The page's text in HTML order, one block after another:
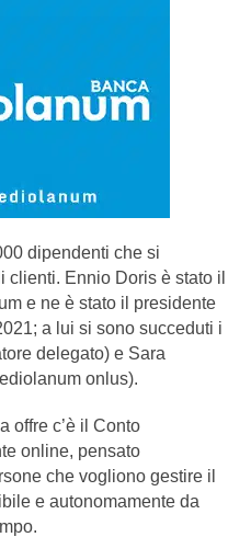
dipendenti che si
Ennio Doris è stato il
e ne è stato il presidente
a lui si sono succeduti i
delegato) e Sara
onlus).
offre c’è il Conto
online, pensato
che vogliono gestire il
e autonomamente da